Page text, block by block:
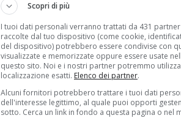
CRONACA & ATTUALITÀ
Università di Torino, il
condanna la decisione del
Accademico
Polemiche e proteste scaturiscono
del Senato Accademico contro la
Scopri di più
I tuoi dati personali verranno trattati da 431
raccolte dal tuo dispositivo (come cookie,
del dispositivo) potrebbero essere condivise con
visualizzate e memorizzate oppure essere usate
questo sito. Noi e i nostri partner potremmo
localizzazione esatti. Elenco dei partner.
Alcuni fornitori potrebbero trattare i tuoi dati
dell'interesse legittimo, al quale puoi opporti
sotto. Cerca un link in fondo a questa pagina o nel